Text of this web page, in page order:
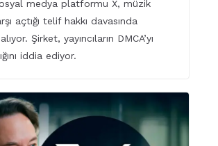
medya platformu X, müzik
açtığı telif hakkı davasında
Şirket, yayıncıların DMCA’yı
iddia ediyor.